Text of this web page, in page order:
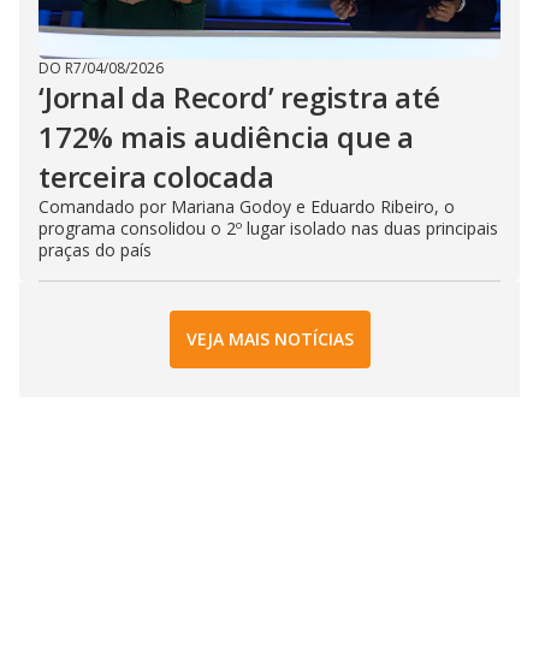
DO R7/04/08/2026
‘Jornal da Record’ registra até
172% mais audiência que a
terceira colocada
Comandado por Mariana Godoy e Eduardo Ribeiro, o
programa consolidou o 2º lugar isolado nas duas principais
praças do país
VEJA MAIS NOTÍCIAS